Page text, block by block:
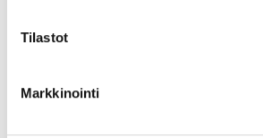
Tilastot
Markkinointi